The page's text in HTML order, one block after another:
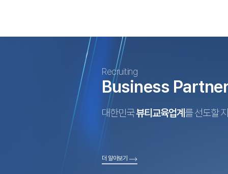
Recruiting
Business
대한민국뷰티교육업계 를 선도할
더 알아보기